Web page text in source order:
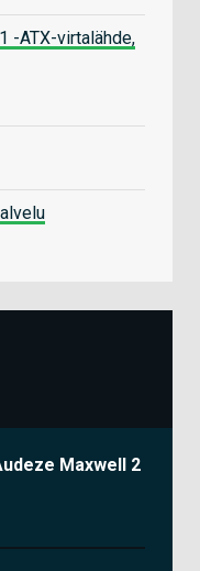
-ATX-virtalähde,
Maxwell 2